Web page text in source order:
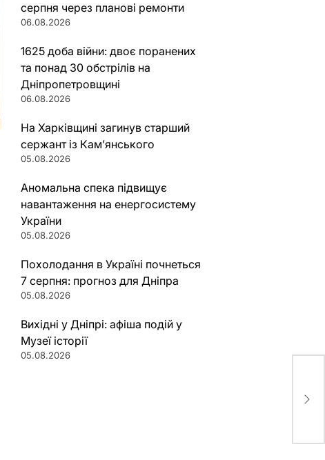
серпня через планові ремонти
06.08.2026
1625 доба війни: двоє поранених
та понад 30 обстрілів на
Дніпропетровщині
06.08.2026
На Харківщині загинув старший
сержант із Кам’янського
05.08.2026
Аномальна спека підвищує
навантаження на енергосистему
України
05.08.2026
Похолодання в Україні почнеться
7 серпня: прогноз для Дніпра
05.08.2026
Вихідні у Дніпрі: афіша подій у
Музеї історії
05.08.2026